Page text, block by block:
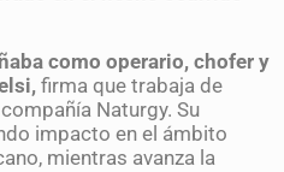
como operario, chofer y
firma que trabaja de
Naturgy. Su
impacto en el ámbito
mientras avanza la